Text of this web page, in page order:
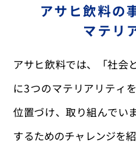
アサヒ飲料の
マテリ
アサヒ飲料では、「社会
に3つのマテリアリティ
位置づけ、取り組んでい
するためのチャレンジを紹